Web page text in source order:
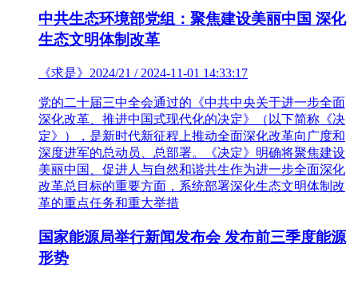
中共生态环境部党组：聚焦建设美丽中国 深化
生态文明体制改革
《求是》2024/21 / 2024-11-01 14:33:17
党的二十届三中全会通过的《中共中央关于进一步全面
深化改革、推进中国式现代化的决定》（以下简称《决
定》），是新时代新征程上推动全面深化改革向广度和
深度进军的总动员、总部署。《决定》明确将聚焦建设
美丽中国、促进人与自然和谐共生作为进一步全面深化
改革总目标的重要方面，系统部署深化生态文明体制改
革的重点任务和重大举措
国家能源局举行新闻发布会 发布前三季度能源
形势